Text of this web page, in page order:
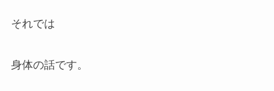
それでは
身体の話です。